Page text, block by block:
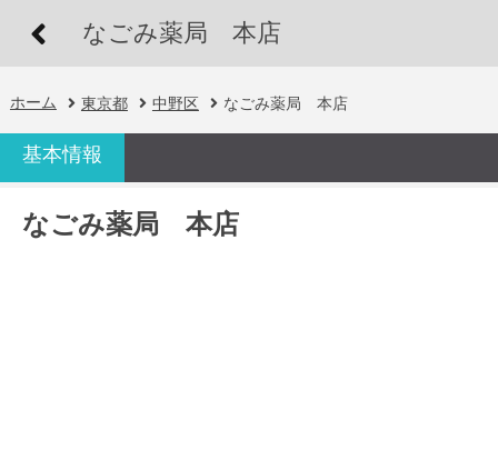
なごみ薬局 本店
ホーム 東京都 中野区 なごみ薬局 本店
基本情報
なごみ薬局 本店